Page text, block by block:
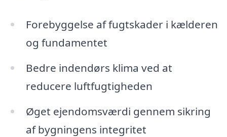
Forebyggelse af fugtskader i kælderen
og fundamentet
Bedre indendørs klima ved at
reducere luftfugtigheden
Øget ejendomsværdi gennem sikring
af bygningens integritet